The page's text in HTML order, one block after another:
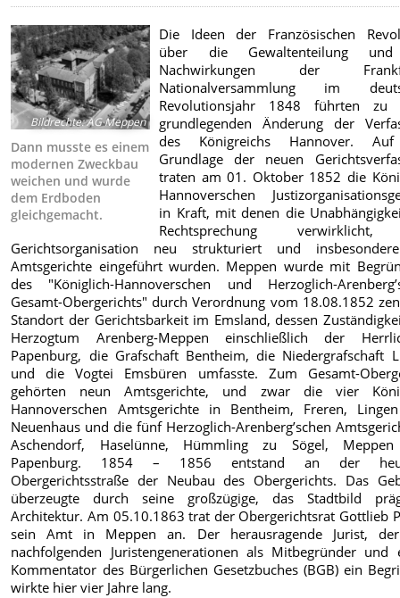
Bildrechte:AG Meppen
Dann musste es einem
modernen Zweckbau
weichen und wurde
dem Erdboden
gleichgemacht.
Die Ideen der Französischen
über die Gewaltenteilung
Nachwirkungen der
Nationalversammlung im
Revolutionsjahr 1848 führten zu
grundlegenden Änderung der
des Königreichs Hannover.
Grundlage der neuen
traten am 01. Oktober 1852 die
Hannoverschen
in Kraft, mit denen die
Rechtsprechung
Gerichtsorganisation neu strukturiert und
Amtsgerichte eingeführt wurden. Meppen wurde mit
des "Königlich-Hannoverschen und Herzoglich-
Gesamt-Obergerichts" durch Verordnung vom 18.08.1852
Standort der Gerichtsbarkeit im Emsland, dessen
Herzogtum Arenberg-Meppen einschließlich der
Papenburg, die Grafschaft Bentheim, die Niedergrafschaft
und die Vogtei Emsbüren umfasste. Zum Gesamt-
gehörten neun Amtsgerichte, und zwar die vier
Hannoverschen Amtsgerichte in Bentheim, Freren,
Neuenhaus und die fünf Herzoglich-Arenberg’schen
Aschendorf, Haselünne, Hümmling zu Sögel,
Papenburg. 1854 – 1856 entstand an der
Obergerichtsstraße der Neubau des Obergerichts. Das
überzeugte durch seine großzügige, das Stadtbild
Architektur. Am 05.10.1863 trat der Obergerichtsrat Gottlieb
sein Amt in Meppen an. Der herausragende Jurist,
nachfolgenden Juristengenerationen als Mitbegründer und
Kommentator des Bürgerlichen Gesetzbuches (BGB) ein
wirkte hier vier Jahre lang.